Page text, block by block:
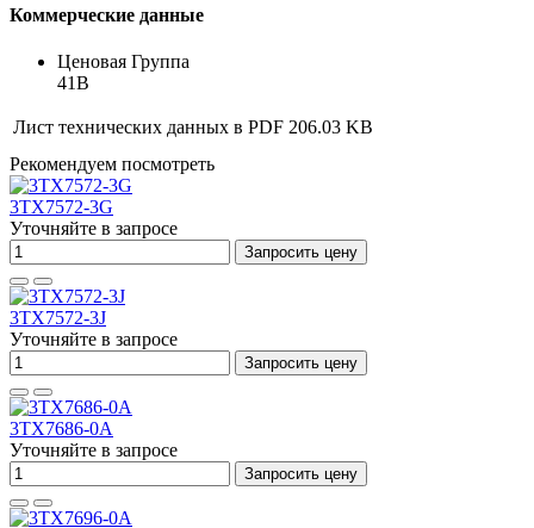
Коммерческие данные
Ценовая Группа
41B
Лист технических данных в PDF 206.03 KB
Рекомендуем посмотреть
3TX7572-3G
Уточняйте в запросе
Запросить цену
3TX7572-3J
Уточняйте в запросе
Запросить цену
3TX7686-0A
Уточняйте в запросе
Запросить цену